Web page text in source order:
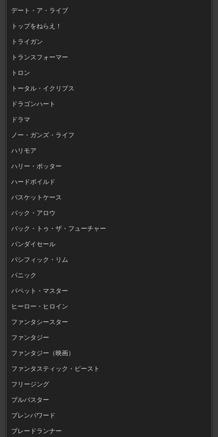
デート・ア・ライブ
トップをねらえ！
トライガン
トランスフォーマー
トロン
トータル・イクリプス
ドラゴンハート
ドラマ
ノー・ガンズ・ライフ
ハリモア
ハリー・ポッター
ハードボイルド
バスケットケース
バック・アロウ
バック・トゥ・ザ・フューチャー
バンダイセール
パシフィック・リム
パニック
パペット・マスター
ヒーロー・ヒロイン
ファンタシースター
ファンタジー
ファンタジー（映画）
ファンタスティック・ビースト
フリージング
ブルバスター
ブレンパワード
ブレードランナー